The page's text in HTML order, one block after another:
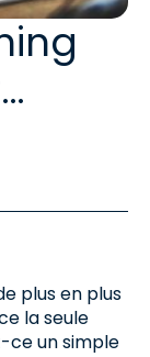
plus en plus
la seule
ce un simple